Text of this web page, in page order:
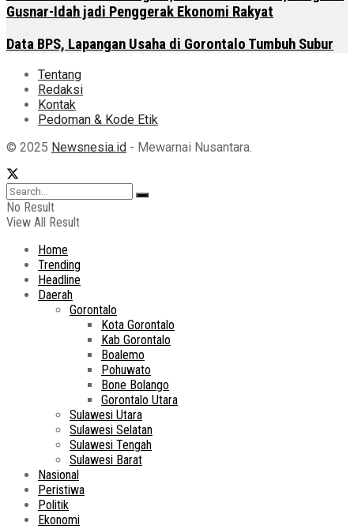
Gusnar-Idah jadi Penggerak Ekonomi Rakyat
Data BPS, Lapangan Usaha di Gorontalo Tumbuh Subur
Tentang
Redaksi
Kontak
Pedoman & Kode Etik
© 2025 Newsnesia.id - Mewarnai Nusantara.
No Result
View All Result
Home
Trending
Headline
Daerah
Gorontalo
Kota Gorontalo
Kab Gorontalo
Boalemo
Pohuwato
Bone Bolango
Gorontalo Utara
Sulawesi Utara
Sulawesi Selatan
Sulawesi Tengah
Sulawesi Barat
Nasional
Peristiwa
Politik
Ekonomi